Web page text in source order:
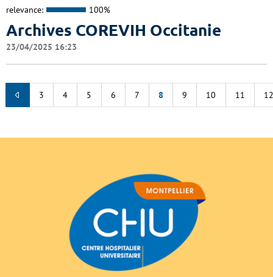
relevance: 100%
Archives COREVIH Occitanie
23/04/2025 16:23
3 4 5 6 7 8 9 10 11 12